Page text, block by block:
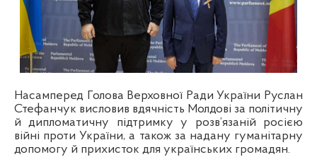
Насамперед Голова Верховної Ради України Руслан
Стефанчук висловив вдячність Молдові за політичну
й дипломатичну підтримку у розв’язаній росією
війні проти України, а також за надану гуманітарну
допомогу й прихисток для українських громадян.